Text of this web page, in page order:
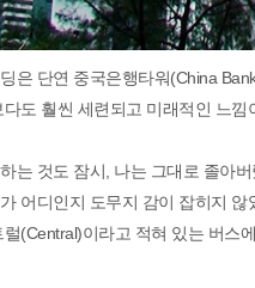
은 단연 중국은행타워(China
도 훨씬 세련되고 미래적인 느낌
는 것도 잠시, 나는 그대로 졸아
어디인지 도무지 감이 잡히지
(Central)이라고 적혀 있는 버스